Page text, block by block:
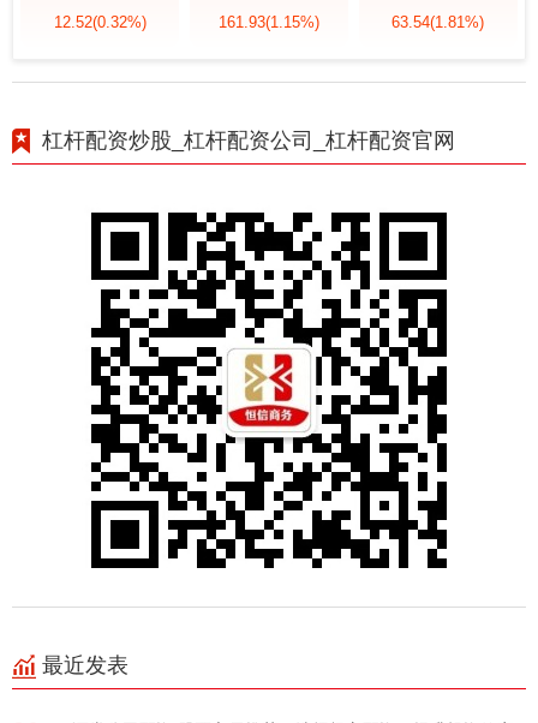
12.52(0.32%) 161.93(1.15%) 63.54(1.81%)
杠杆配资炒股_杠杆配资公司_杠杆配资官网
最近发表